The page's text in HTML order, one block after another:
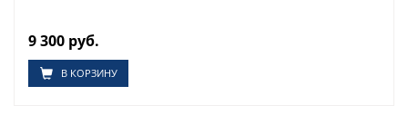
9 300 руб.
В КОРЗИНУ